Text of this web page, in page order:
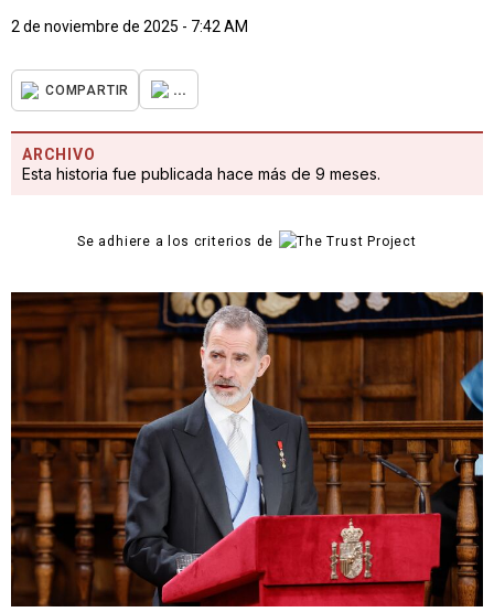
2 de noviembre de 2025 - 7:42 AM
COMPARTIR ...
ARCHIVO
Esta historia fue publicada hace más de 9 meses.
Se adhiere a los criterios de